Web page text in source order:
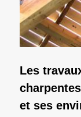
Les
et ses